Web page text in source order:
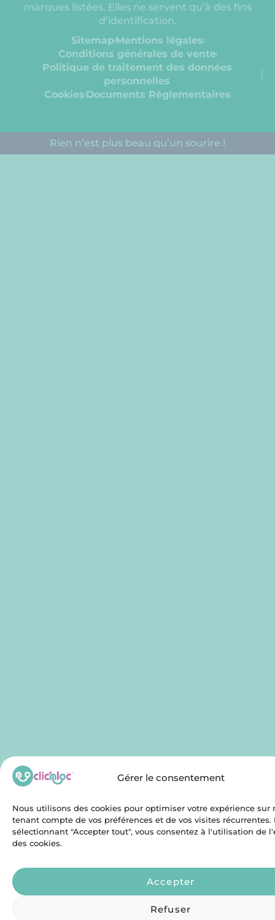
Gérer le consentement
Nous utilisons des cookies pour optimiser votre expérience sur
tenant compte de vos préférences et de vos visites récurrentes.
sélectionnant "Accepter tout", vous consentez à l'utilisation de
des cookies.
Accepter
Refuser
marques listées. Elles ne servent qu’à des fins
d’identification.
SitemapMentions légales
Conditions générales de vente
Politique de traitement des données
personnelles
Cookies Documents Réglementaires​
Rien n’est plus beau qu’un sourire !